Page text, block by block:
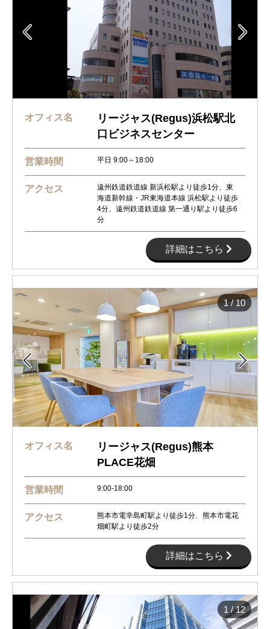
 
オフィス名
リージャス(Regus)浜松駅北
口ビジネスセンター
営業時間 平日 9:00～18:00
アクセス
遠州鉄道鉄道線 新浜松駅より徒歩1分、東
海道新幹線・JR東海道本線 浜松駅より徒歩
4分、遠州鉄道鉄道線 第一通り駅より徒歩6
分
詳細はこちら
 
1/10
オフィス名
リージャス(Regus)熊本
PLACE花畑
営業時間 9:00-18:00
アクセス
熊本市電辛島町駅より徒歩1分、熊本市電花
畑町駅より徒歩2分
詳細はこちら
1 /12